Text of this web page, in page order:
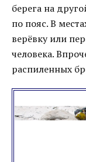
берега на
по пояс. В
верёвку или
человека.
распиленных